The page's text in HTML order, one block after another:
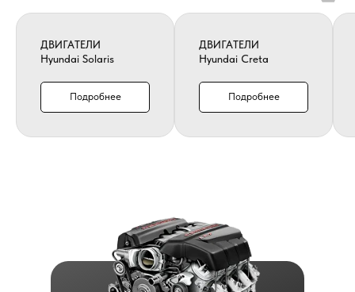
ДВИГАТЕЛИ
Hyundai Solaris
Подробнее
ДВИГАТЕЛИ
Hyundai Creta
Подробнее